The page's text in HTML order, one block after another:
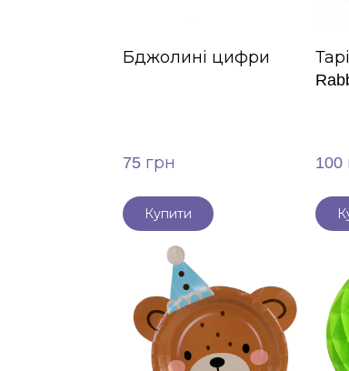
Бджолині цифри
75 грн
Купити
100